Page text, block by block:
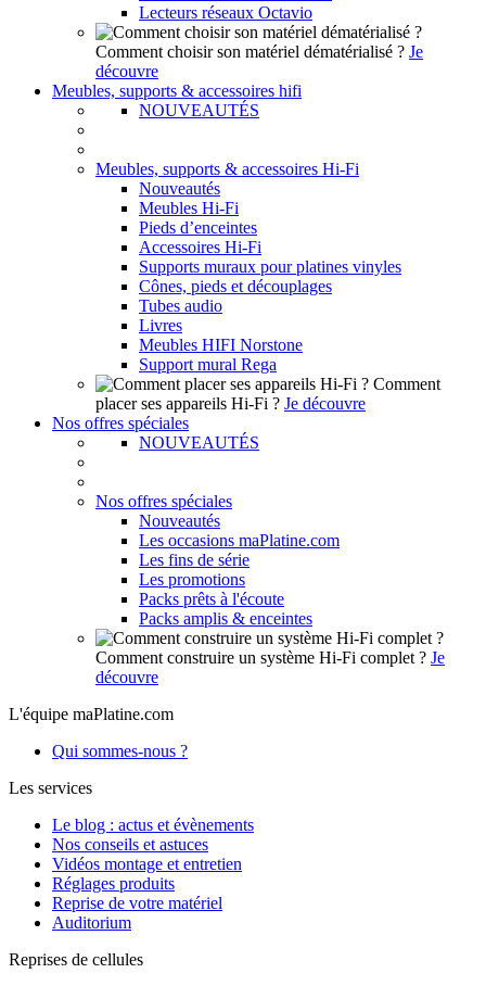
Lecteurs réseaux Octavio
Comment choisir son matériel dématérialisé ? Je
découvre
Meubles, supports & accessoires hifi
NOUVEAUTÉS
Meubles, supports & accessoires Hi-Fi
Nouveautés
Meubles Hi-Fi
Pieds d’enceintes
Accessoires Hi-Fi
Supports muraux pour platines vinyles
Cônes, pieds et découplages
Tubes audio
Livres
Meubles HIFI Norstone
Support mural Rega
Comment
placer ses appareils Hi-Fi ? Je découvre
Nos offres spéciales
NOUVEAUTÉS
Nos offres spéciales
Nouveautés
Les occasions maPlatine.com
Les fins de série
Les promotions
Packs prêts à l'écoute
Packs amplis & enceintes
Comment construire un système Hi-Fi complet ? Je
découvre
L'équipe maPlatine.com
Qui sommes-nous ?
Les services
Le blog : actus et évènements
Nos conseils et astuces
Vidéos montage et entretien
Réglages produits
Reprise de votre matériel
Auditorium
Reprises de cellules